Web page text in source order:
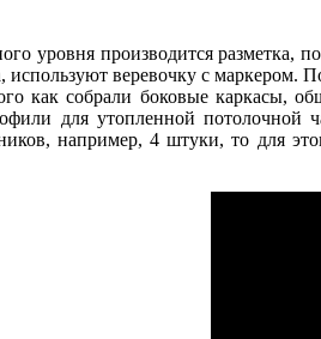
уровня производится разметка,
используют веревочку с маркером.
как собрали боковые каркасы,
для утопленной потолочной
например, 4 штуки, то для